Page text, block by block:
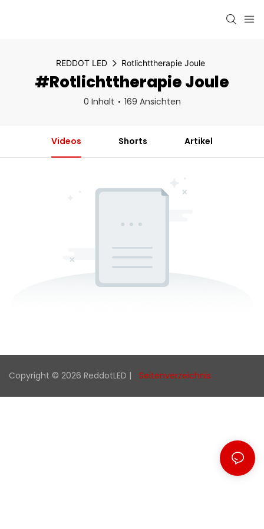
REDDOT LED Rotlichttherapie Joule
#Rotlichttherapie Joule
0 Inhalt 169 Ansichten
Videos Shorts Artikel
Copyright © 2026 ReddotLED | Seitenverzeichnis